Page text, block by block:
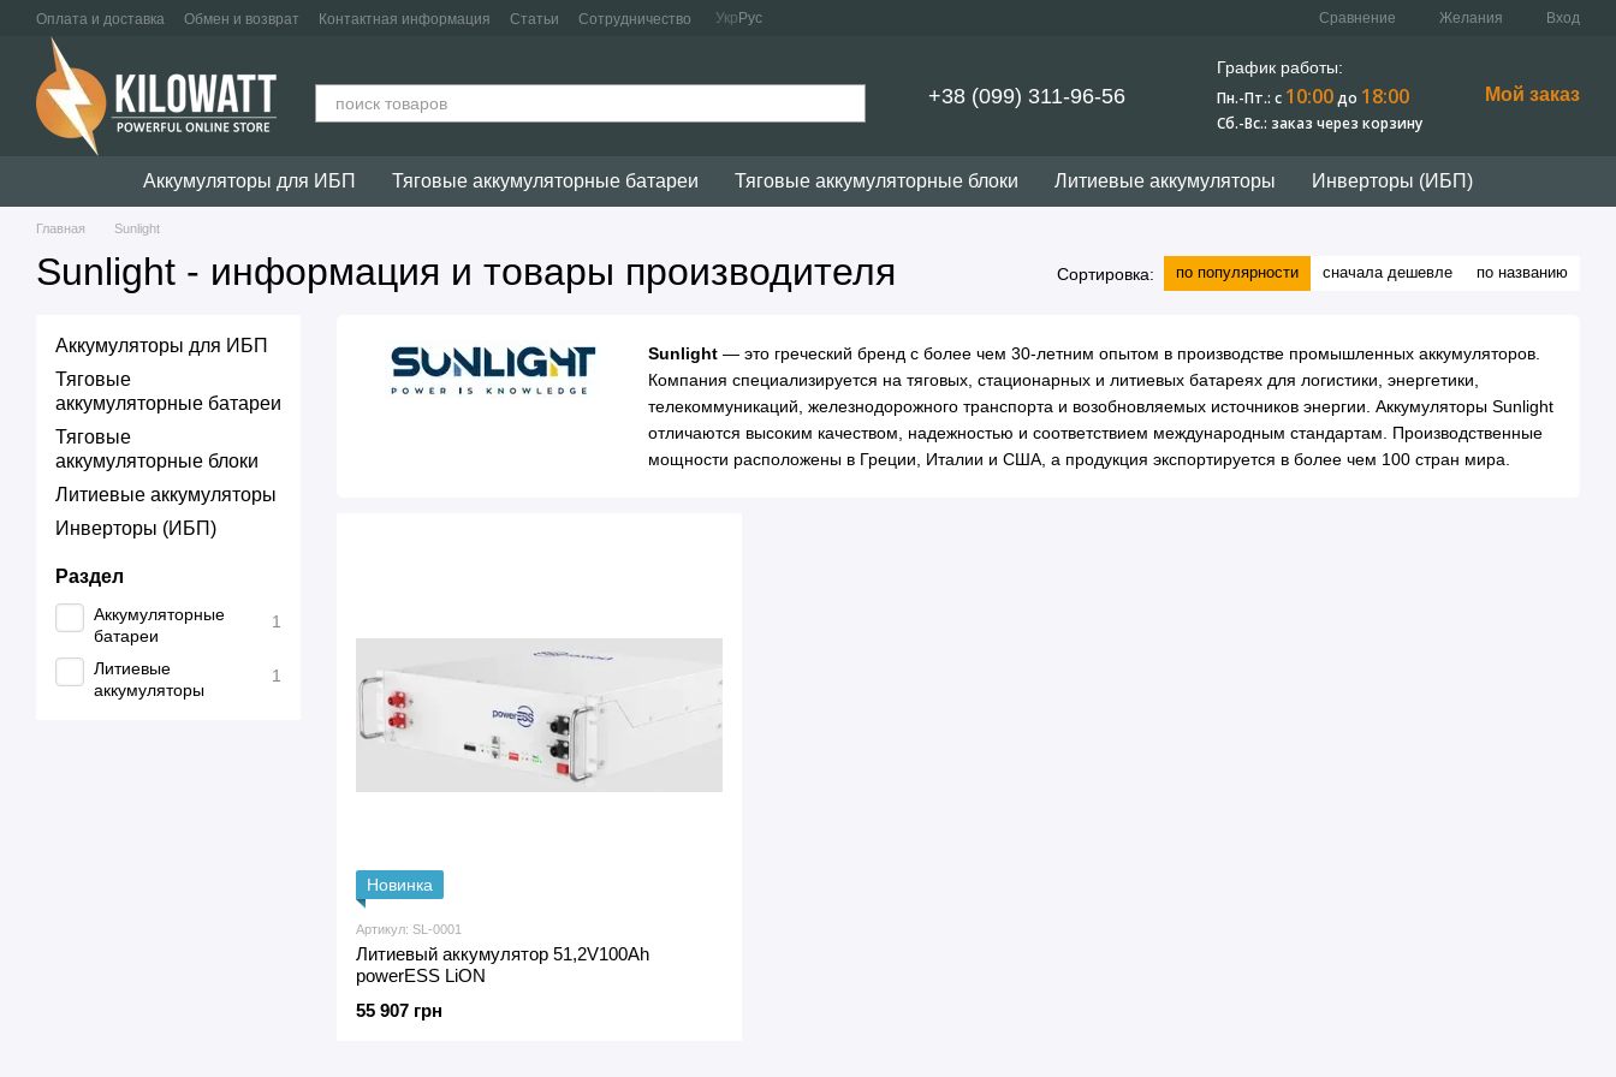
Перейти к основному контенту
Оплата и доставка Обмен и возврат Контактная информация Статьи Сотрудничество Укр Рус Сравнение Желания Вход
+38 (099) 311-96-56
График работы:
Пн.-Пт.: c 10:00до 18:00
Сб.-Вс.: заказ через корзину
Мой заказ
Аккумуляторы для ИБП Тяговые аккумуляторные батареи Тяговые аккумуляторные блоки Литиевые аккумуляторы Инверторы (ИБП)
Главная Sunlight
Sunlight - информация и товары производителя Сортировка: по популярности сначала дешевле по названию
Sunlight — это греческий бренд с более чем 30-летним опытом в производстве промышленных аккумуляторов.
Компания специализируется на тяговых, стационарных и литиевых батареях для логистики, энергетики,
телекоммуникаций, железнодорожного транспорта и возобновляемых источников энергии. Аккумуляторы Sunlight
отличаются высоким качеством, надежностью и соответствием международным стандартам. Производственные
мощности расположены в Греции, Италии и США, а продукция экспортируется в более чем 100 стран мира.
Новинка
Артикул: SL-0001
Литиевый аккумулятор 51,2V100Ah
powerESS LiON
55 907 грн
Аккумуляторы для ИБП
Тяговые
аккумуляторные батареи
Тяговые
аккумуляторные блоки
Литиевые аккумуляторы
Инверторы (ИБП)
Раздел
Аккумуляторные
батареи
1
Литиевые
аккумуляторы
1